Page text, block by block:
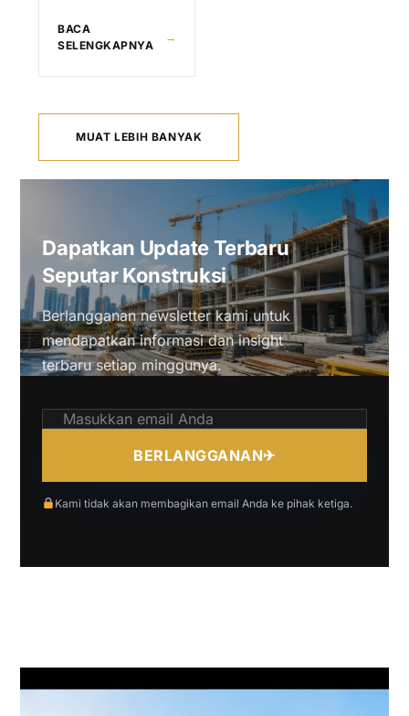
BACA
SELENGKAPNYA
→
MUAT LEBIH BANYAK
Dapatkan Update Terbaru
Seputar Konstruksi
Berlangganan newsletter kami untuk
mendapatkan informasi dan insight
terbaru setiap minggunya.
BERLANGGANAN✈
Kami tidak akan membagikan email Anda ke pihak ketiga.